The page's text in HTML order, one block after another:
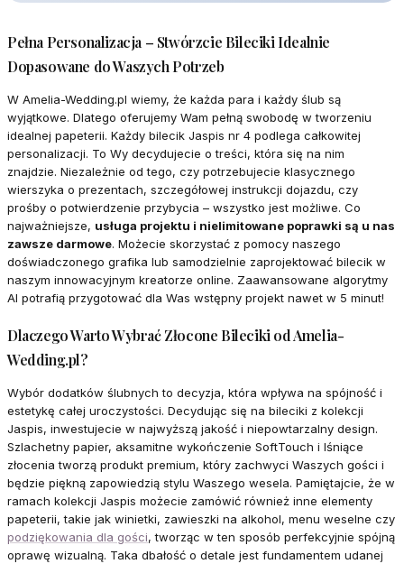
Pełna Personalizacja – Stwórzcie Bileciki Idealnie
Dopasowane do Waszych Potrzeb
W Amelia-Wedding.pl wiemy, że każda para i każdy ślub są
wyjątkowe. Dlatego oferujemy Wam pełną swobodę w tworzeniu
idealnej papeterii. Każdy bilecik Jaspis nr 4 podlega całkowitej
personalizacji. To Wy decydujecie o treści, która się na nim
znajdzie. Niezależnie od tego, czy potrzebujecie klasycznego
wierszyka o prezentach, szczegółowej instrukcji dojazdu, czy
prośby o potwierdzenie przybycia – wszystko jest możliwe. Co
najważniejsze, usługa projektu i nielimitowane poprawki są u nas
zawsze darmowe. Możecie skorzystać z pomocy naszego
doświadczonego grafika lub samodzielnie zaprojektować bilecik w
naszym innowacyjnym kreatorze online. Zaawansowane algorytmy
AI potrafią przygotować dla Was wstępny projekt nawet w 5 minut!
Dlaczego Warto Wybrać Złocone Bileciki od Amelia-
Wedding.pl?
Wybór dodatków ślubnych to decyzja, która wpływa na spójność i
estetykę całej uroczystości. Decydując się na bileciki z kolekcji
Jaspis, inwestujecie w najwyższą jakość i niepowtarzalny design.
Szlachetny papier, aksamitne wykończenie SoftTouch i lśniące
złocenia tworzą produkt premium, który zachwyci Waszych gości i
będzie piękną zapowiedzią stylu Waszego wesela. Pamiętajcie, że w
ramach kolekcji Jaspis możecie zamówić również inne elementy
papeterii, takie jak winietki, zawieszki na alkohol, menu weselne czy
podziękowania dla gości, tworząc w ten sposób perfekcyjnie spójną
oprawę wizualną. Taka dbałość o detale jest fundamentem udanej